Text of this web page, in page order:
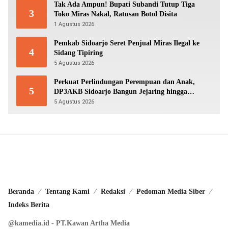
3
Tak Ada Ampun! Bupati Subandi Tutup Tiga
Toko Miras Nakal, Ratusan Botol Disita
1 Agustus 2026
4
Pemkab Sidoarjo Seret Penjual Miras Ilegal ke
Sidang Tipiring
5 Agustus 2026
5
Perkuat Perlindungan Perempuan dan Anak,
DP3AKB Sidoarjo Bangun Jejaring hingga
Tingkat Desa
5 Agustus 2026
Beranda Tentang Kami Redaksi
Pedoman Media Siber
Indeks Berita
@kamedia.id - PT.Kawan Artha Media